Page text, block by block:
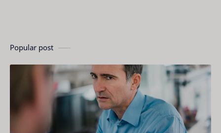
Popular post